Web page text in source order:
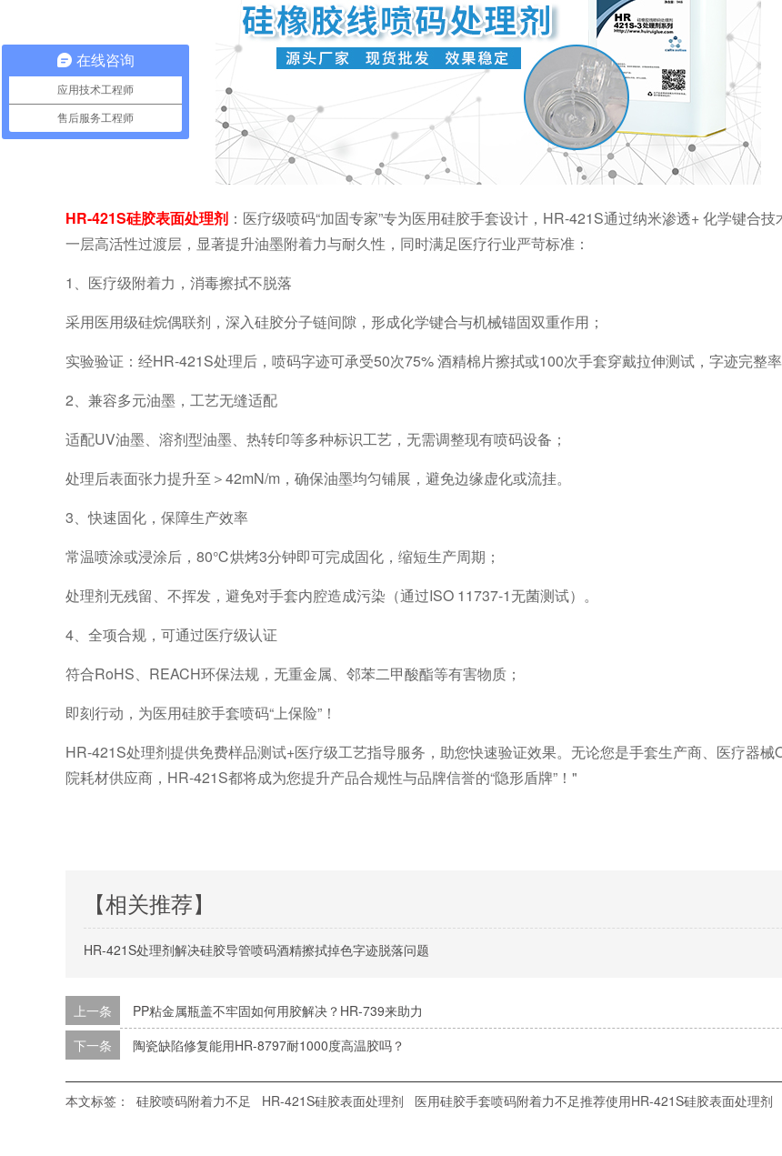
HR-421S硅胶表面处理剂 ：医疗级喷码“加固专家”专为医用硅胶手套设计，HR-421S通过纳米渗透+ 化学键合
一层高活性过渡层，显著提升油墨附着力与耐久性，同时满足医疗行业严苛标准：
1、医疗级附着力，消毒擦拭不脱落
采用医用级硅烷偶联剂，深入硅胶分子链间隙，形成化学键合与机械锚固双重作用；
实验验证：经HR-421S处理后，喷码字迹可承受50次75% 酒精棉片擦拭或100次手套穿戴拉伸测试，字迹完整率
2、兼容多元油墨，工艺无缝适配
适配UV油墨、溶剂型油墨、热转印等多种标识工艺，无需调整现有喷码设备；
处理后表面张力提升至＞42mN/m，确保油墨均匀铺展，避免边缘虚化或流挂。
3、快速固化，保障生产效率
常温喷涂或浸涂后，80℃烘烤3分钟即可完成固化，缩短生产周期；
处理剂无残留、不挥发，避免对手套内腔造成污染（通过ISO 11737-1无菌测试）。
4、全项合规，可通过医疗级认证
符合RoHS、REACH环保法规，无重金属、邻苯二甲酸酯等有害物质；
即刻行动，为医用硅胶手套喷码“上保险”！
HR-421S处理剂提供免费样品测试+医疗级工艺指导服务，助您快速验证效果。无论您是手套生产商、医疗器械
院耗材供应商，HR-421S都将成为您提升产品合规性与品牌信誉的“隐形盾牌”！"
【相关推荐】
HR-421S处理剂解决硅胶导管喷码酒精擦拭掉色字迹脱落问题
上一条
PP粘金属瓶盖不牢固如何用胶解决？HR-739来助力
下一条 陶瓷缺陷修复能用HR-8797耐1000度高温胶吗？
本文标签： 硅胶喷码附着力不足 HR-421S硅胶表面处理剂 医用硅胶手套喷码附着力不足推荐使用HR-421S硅胶表面处理剂
在线咨询
应用技术工程师
售后服务工程师